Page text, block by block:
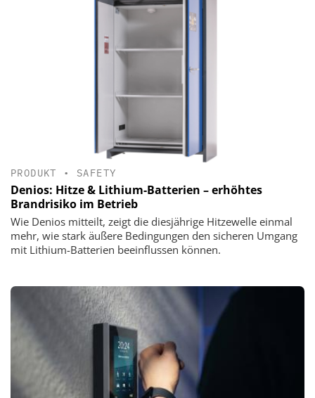
PRODUKT • SAFETY
Denios: Hitze & Lithium-Batterien – erhöhtes
Brandrisiko im Betrieb
Wie Denios mitteilt, zeigt die diesjährige Hitzewelle einmal
mehr, wie stark äußere Bedingungen den sicheren Umgang
mit Lithium-Batterien beeinflussen können.